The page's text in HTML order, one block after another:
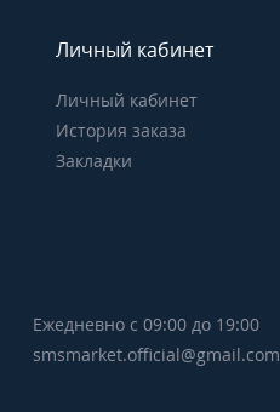
Личный кабинет
Личный кабинет
История заказа
Закладки
Ежедневно с 09:00 до 19:00
smsmarket.official@gmail.com